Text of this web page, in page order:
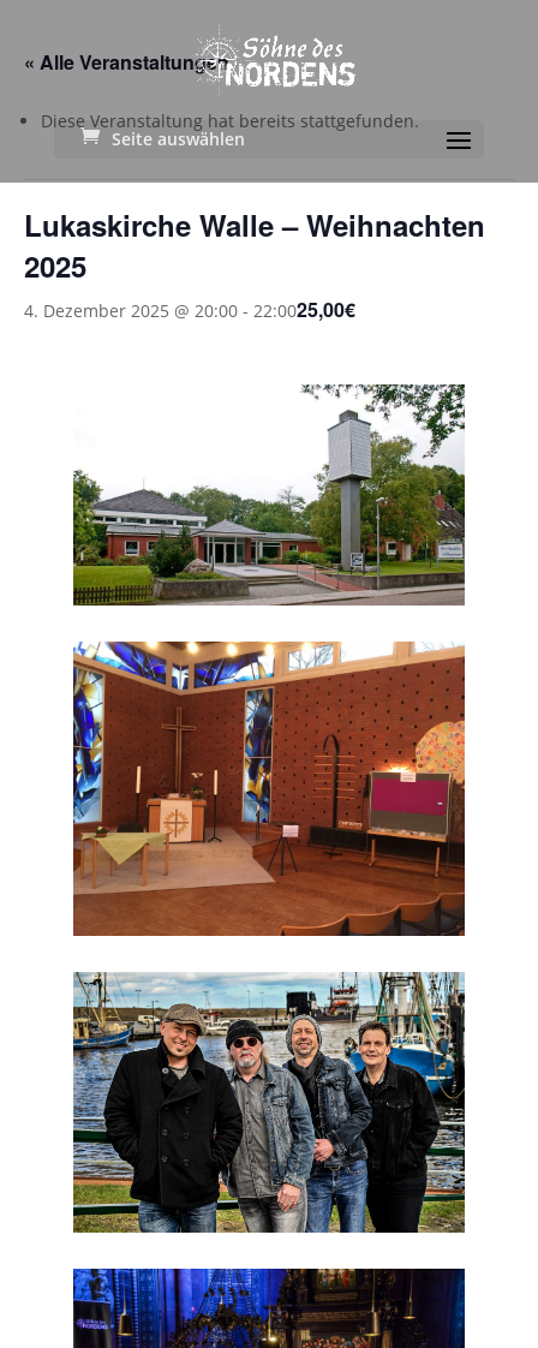
Seite auswählen
« Alle Veranstaltungen
Diese Veranstaltung hat bereits stattgefunden.
Lukaskirche Walle – Weihnachten
2025
4. Dezember 2025 @ 20:00 - 22:0025,00€